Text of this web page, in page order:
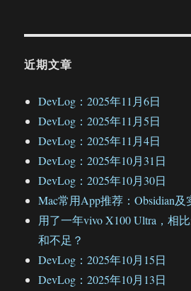
近期文章
DevLog：2025年11月6日
DevLog：2025年11月5日
DevLog：2025年11月4日
DevLog：2025年10月31日
DevLog：2025年10月30日
Mac常用App推荐：Obsidian及
用了一年vivo X100 Ultra，相
和不足？
DevLog：2025年10月15日
DevLog：2025年10月13日